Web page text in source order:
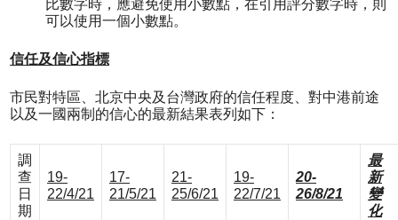
比數字時，應避免使用小數點，在引用評分數字時，則
可以使用一個小數點。
信任及信心指標
市民對特區、北京中央及台灣政府的信任程度、對中港前途
以及一國兩制的信心的最新結果表列如下：
調
查
日
期
19-
22/4/21
17-
21/5/21
21-
25/6/21
19-
22/7/21
20-
26/8/21
最
新
變
化